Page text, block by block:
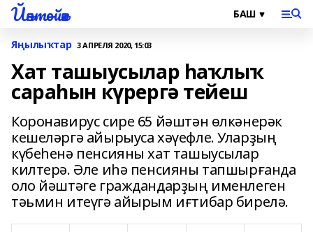
Йәнтөйәк
Яңылыҡтар 3 АПРЕЛЯ 2020, 15:03
Хат ташыусылар һаҡлыҡ
сараһын күрергә тейеш
Коронавирус сире 65 йәштән өлкәнерәк
кешеләргә айырыуса хәүефле. Уларҙың
күбеһенә пенсияны хат ташыусылар
килтерә. Әле иһә пенсияны тапшырғанда
оло йәштәге граждандарҙың именлеген
тәьмин итеүгә айырым иғтибар бирелә.